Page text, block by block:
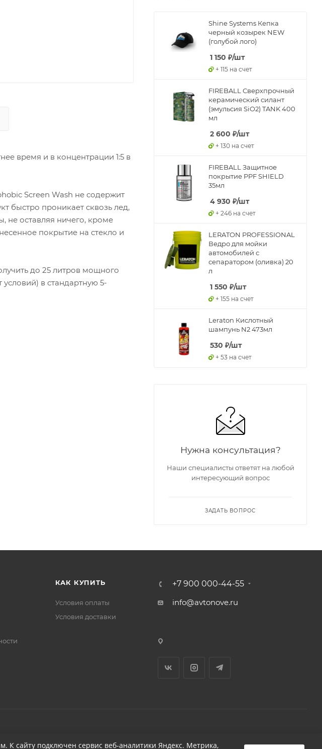
время и в концентрации 1:5 в
Screen Wash не содержит
быстро проникает сквозь лед,
не оставляя ничего, кроме
покрытие на стекло и
до 25 литров мощного
условий) в стандартную 5-
Shine Systems Кепка
черный козырек NEW
(голубой лого)
1 150 ₽/шт
+ 115 на счет
FIREBALL Сверхпрочный
керамический силант
(эмульсия SiO2) TANK 400
мл
2 600 ₽/шт
+ 130 на счет
FIREBALL Защитное
покрытие PPF SHIELD
35мл
4 930 ₽/шт
+ 246 на счет
LERATON PROFESSIONAL
Ведро для мойки
автомобилей с
сепаратором (оливка) 20
л
1 550 ₽/шт
+ 155 на счет
Leraton Кислотный
шампунь N2 473мл
530 ₽/шт
+ 53 на счет
Нужна консультация?
Наши специалисты ответят на любой
интересующий вопрос
ЗАДАТЬ ВОПРОС
КАК КУПИТЬ
Условия оплаты
Условия доставки
+7 900 000-44-55
info@avtonove.ru
Разработано в KAPUSTA LAB
К cайту подключен сервис веб-аналитики Яндекс. Метрика,